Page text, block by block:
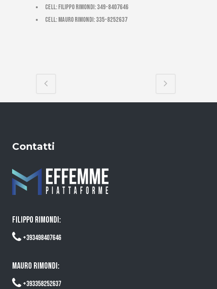
cell: Filippo Rimondi: 349-8407646
cell: Mauro Rimondi: 335-8252637
Contatti
FILIPPO RIMONDI:
+393498407646
MAURO RIMONDI:
+393358252637